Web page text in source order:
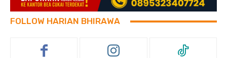
FOLLOW HARIAN BHIRAWA